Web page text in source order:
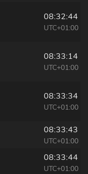
08:32:44
UTC+01:00
08:33:14
UTC+01:00
08:33:34
UTC+01:00
08:33:43
UTC+01:00
08:33:44
UTC+01:00